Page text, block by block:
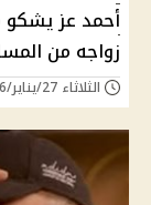
أحمد عز يشكو
زواجه من
الثلاثاء 27/يناير/2026 - 09:25 م